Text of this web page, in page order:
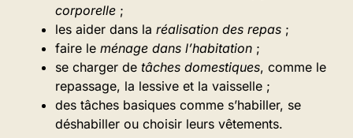
corporelle ;
les aider dans la réalisation des repas ;
faire le ménage dans l’habitation ;
se charger de tâches domestiques, comme le
repassage, la lessive et la vaisselle ;
des tâches basiques comme s’habiller, se
déshabiller ou choisir leurs vêtements.